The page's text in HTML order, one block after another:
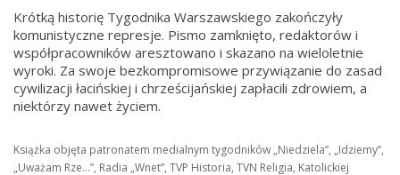
Krótką historię Tygodnika Warszawskiego zakończyły
komunistyczne represje. Pismo zamknięto, redaktorów i
współpracowników aresztowano i skazano na wieloletnie
wyroki. Za swoje bezkompromisowe przywiązanie do zasad
cywilizacji łacińskiej i chrześcijańskiej zapłacili zdrowiem, a
niektórzy nawet życiem.
Książka objęta patronatem medialnym tygodników „Niedziela”, „Idziemy”,
„Uważam Rze…”, Radia „Wnet”, TVP Historia, TVN Religia, Katolickiej